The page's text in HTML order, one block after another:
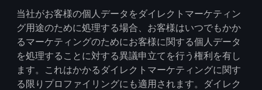
当社がお客様の個人データをダイレクトマーケティン
グ用途のために処理する場合、お客様はいつでもかか
るマーケティングのためにお客様に関する個人データ
を処理することに対する異議申立てを行う権利を有し
ます。これはかかるダイレクトマーケティングに関す
る限りプロファイリングにも適用されます。ダイレク